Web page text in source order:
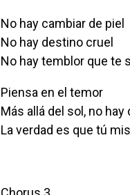
No hay cambiar de piel
No hay destino cruel
No hay temblor que te
Piensa en el temor
Más allá del sol, no hay
La verdad es que tú